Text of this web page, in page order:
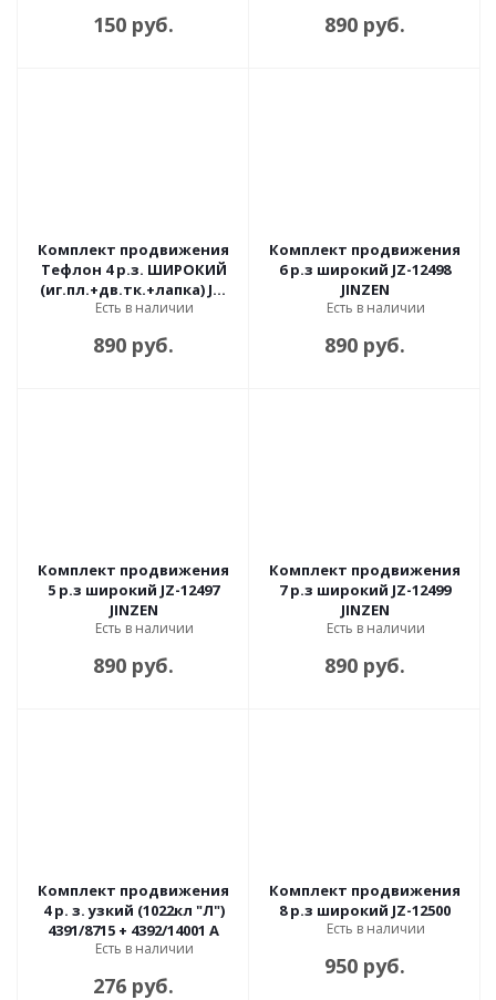
150 руб. 890 руб.
Комплект продвижения
Тефлон 4 р.з. ШИРОКИЙ
(иг.пл.+дв.тк.+лапка) JZ-
12404 JINZEN
Есть в наличии
890 руб.
Комплект продвижения
6 р.з широкий JZ-12498
JINZEN
Есть в наличии
890 руб.
Комплект продвижения
5 р.з широкий JZ-12497
JINZEN
Есть в наличии
890 руб.
Комплект продвижения
7 р.з широкий JZ-12499
JINZEN
Есть в наличии
890 руб.
Комплект продвижения
4 р. з. узкий (1022кл "Л")
4391/8715 + 4392/14001 А
Есть в наличии
276 руб.
Комплект продвижения
8 р.з широкий JZ-12500
Есть в наличии
950 руб.